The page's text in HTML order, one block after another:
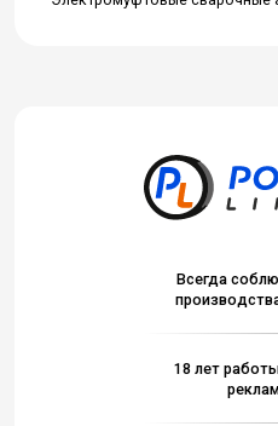
Всегда
18 лет